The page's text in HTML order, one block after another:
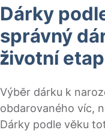
Dárky
správný
životní
Výběr dárku k
obdarovaného víc,
Dárky podle věku